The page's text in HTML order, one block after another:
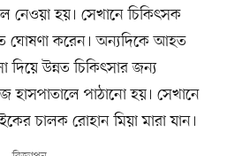
নেওয়া হয়। সেখানে চিকিৎসক
ঘোষণা করেন। অন্যদিকে আহত
দিয়ে উন্নত চিকিৎসার জন্য
পাঠানো হয়। সেখানে
চালক রোহান মিয়া মারা যান।